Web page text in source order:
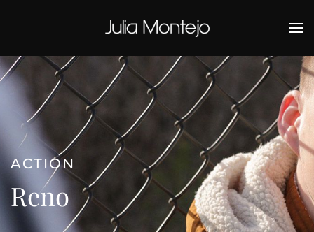
Ir al contenido principal
ACTION
Reno